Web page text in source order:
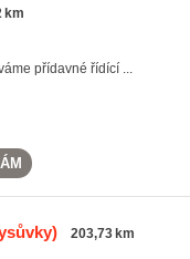
km
přídavné řídící ...
203,73 km